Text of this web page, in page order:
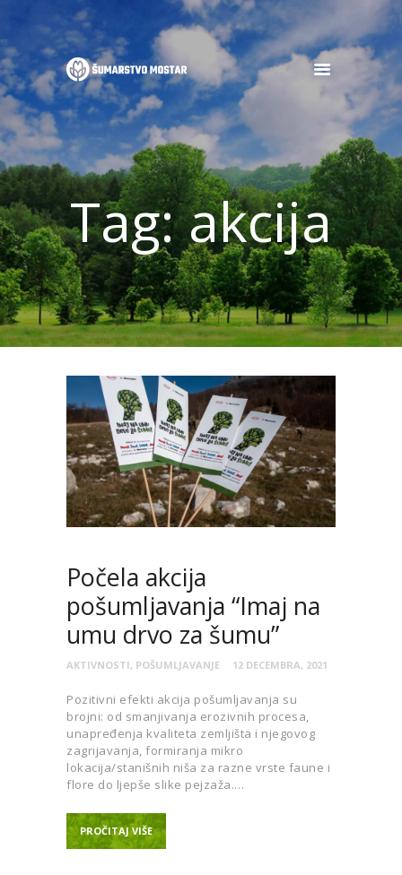
Tag: akcija
POČETNA
O NAMA
OGLASI
DJELATNOSTI
GALERIJA
NOVOSTI
KONTAKT
Počela akcija
pošumljavanja “Imaj na
umu drvo za šumu”
AKTIVNOSTI, POŠUMLJAVANJE 12 DECEMBRA, 2021
Pozitivni efekti akcija pošumljavanja su
brojni: od smanjivanja erozivnih procesa,
unapređenja kvaliteta zemljišta i njegovog
zagrijavanja, formiranja mikro
lokacija/stanišnih niša za razne vrste faune i
flore do ljepše slike pejzaža.…
PROČITAJ VIŠE